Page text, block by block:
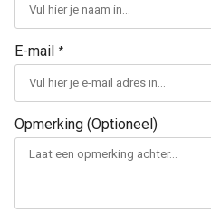
E-mail *
Opmerking (Optioneel)